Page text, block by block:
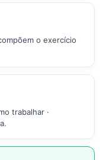
o exercício
trabalhar ·